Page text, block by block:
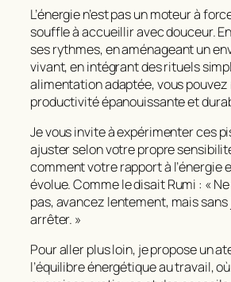
L’énergie n’est pas un moteur à
souffle à accueillir avec douceur.
ses rythmes, en aménageant un
vivant, en intégrant des rituels
alimentation adaptée, vous
productivité épanouissante et
Je vous invite à expérimenter ces
ajuster selon votre propre
comment votre rapport à l’énergie
évolue.Comme le disait Rumi : «
pas, avancez lentement, mais
arrêter. »
Pour aller plus loin, je propose un
l’équilibre énergétique au travail,